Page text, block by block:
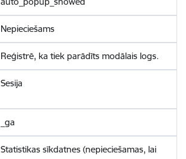
Nepieciešams
Reģistrē, ka tiek parādīts modālais logs.
Sesija
_ga
Statistikas sīkdatnes (nepieciešamas, lai